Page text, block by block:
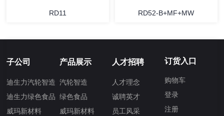
RD11 RD52-B+MF+MW
子公司
迪生力汽轮智造
迪生力绿色食品
威玛新材料
产品展示
汽轮智造
绿色食品
威玛新材料
人才招聘
人才理念
诚聘英才
员工风采
订货入口
购物车
登录
注册